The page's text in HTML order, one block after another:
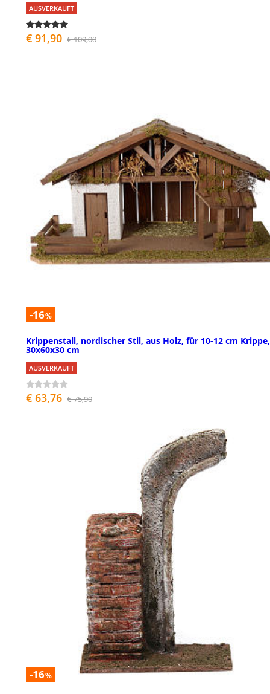
AUSVERKAUFT
€ 91,90 € 109,00
-16%
Krippenstall, nordischer Stil, aus Holz, für 10-12 cm Krippe,
30x60x30 cm
AUSVERKAUFT
€ 63,76 € 75,90
-16%